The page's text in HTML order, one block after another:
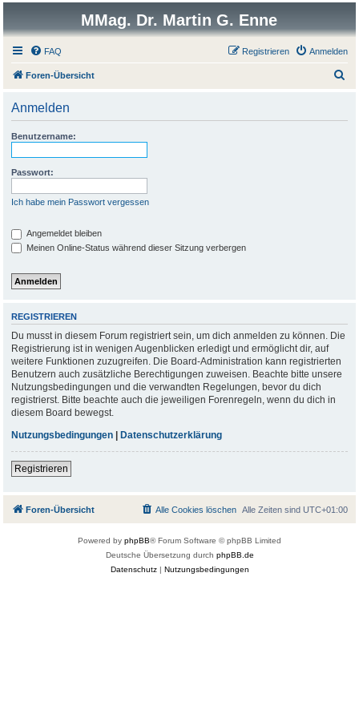
MMag. Dr. Martin G. Enne
FAQ Anmelden
Registrieren
Foren-Übersicht
Anmelden
Benutzername:
Passwort:
Ich habe mein Passwort vergessen
Angemeldet bleiben
Meinen Online-Status während dieser Sitzung verbergen
REGISTRIEREN
Du musst in diesem Forum registriert sein, um dich anmelden zu können. Die
Registrierung ist in wenigen Augenblicken erledigt und ermöglicht dir, auf
weitere Funktionen zuzugreifen. Die Board-Administration kann registrierten
Benutzern auch zusätzliche Berechtigungen zuweisen. Beachte bitte unsere
Nutzungsbedingungen und die verwandten Regelungen, bevor du dich
registrierst. Bitte beachte auch die jeweiligen Forenregeln, wenn du dich in
diesem Board bewegst.
Nutzungsbedingungen |Datenschutzerklärung
Registrieren
Foren-Übersicht Alle Zeiten sind UTC+01:00
Alle Cookies löschen
Powered by phpBB® Forum Software © phpBB Limited
Deutsche Übersetzung durch phpBB.de
Datenschutz| Nutzungsbedingungen